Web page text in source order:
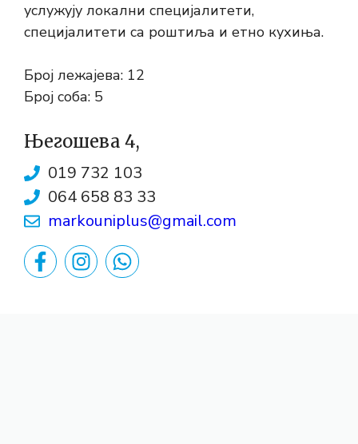
услужују локални специјалитети,
специјалитети са роштиља и етно кухиња.
Број лежајева: 12
Број соба: 5
Његошева 4,
019 732 103
064 658 83 33
markouniplus@gmail.com